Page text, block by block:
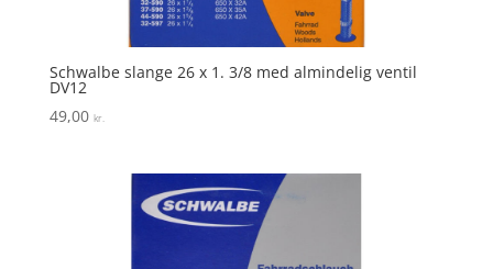
Schwalbe slange 26 x 1. 3/8 med almindelig ventil
DV12
49,00 kr.